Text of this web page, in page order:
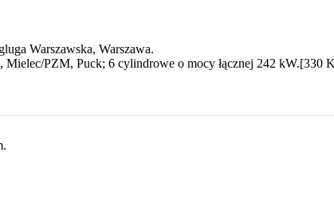
Warszawska, Warszawa.
PZM, Puck; 6 cylindrowe o mocy łącznej 242 kW.[330